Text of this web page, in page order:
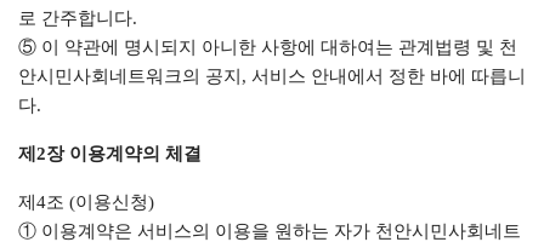
로 간주합니다.
⑤ 이 약관에 명시되지 아니한 사항에 대하여는 관계법령 및 천
안시민사회네트워크의 공지, 서비스 안내에서 정한 바에 따릅니
다.
제2장 이용계약의 체결
제4조 (이용신청)
① 이용계약은 서비스의 이용을 원하는 자가 천안시민사회네트